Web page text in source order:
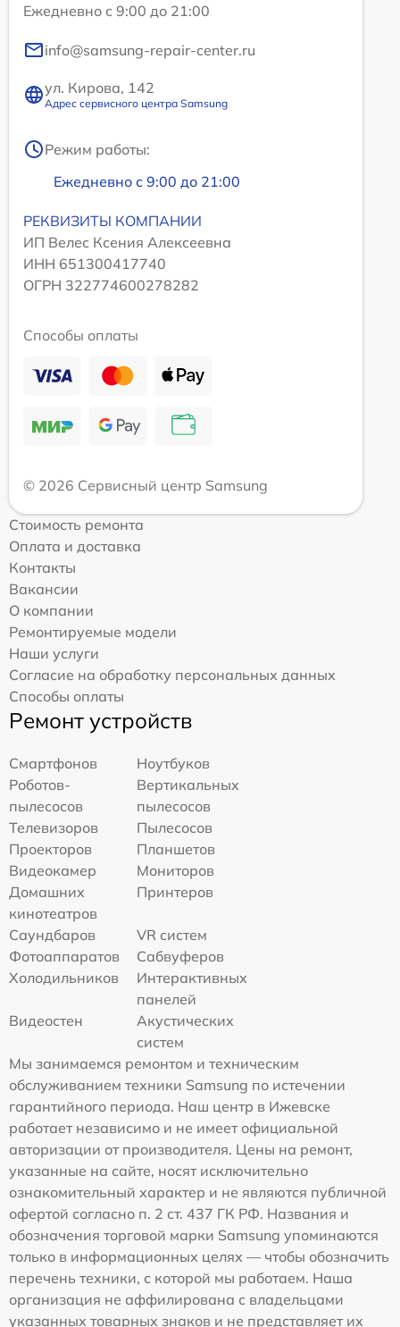
Ежедневно с 9:00 до 21:00
info@samsung-repair-center.ru
ул. Кирова, 142
Адрес сервисного центра Samsung
Режим работы:
Ежедневно с 9:00 до 21:00
РЕКВИЗИТЫ КОМПАНИИ
ИП Велес Ксения Алексеевна
ИНН 651300417740
ОГРН 322774600278282
Способы оплаты
© 2026 Сервисный центр Samsung
Стоимость ремонта
Оплата и доставка
Контакты
Вакансии
О компании
Ремонтируемые модели
Наши услуги
Согласие на обработку персональных данных
Способы оплаты
Ремонт устройств
Смартфонов
Ноутбуков
Роботов-
пылесосов
Вертикальных
пылесосов
Телевизоров
Пылесосов
Проекторов
Планшетов
Видеокамер
Мониторов
Домашних
кинотеатров
Принтеров
Саундбаров
VR систем
Фотоаппаратов
Сабвуферов
Холодильников
Интерактивных
панелей
Видеостен
Акустических
систем
Мы занимаемся ремонтом и техническим
обслуживанием техники Samsung по истечении
гарантийного периода. Наш центр в Ижевске
работает независимо и не имеет официальной
авторизации от производителя. Цены на ремонт,
указанные на сайте, носят исключительно
ознакомительный характер и не являются публичной
офертой согласно п. 2 ст. 437 ГК РФ. Названия и
обозначения торговой марки Samsung упоминаются
только в информационных целях — чтобы обозначить
перечень техники, с которой мы работаем. Наша
организация не аффилирована с владельцами
указанных товарных знаков и не представляет их